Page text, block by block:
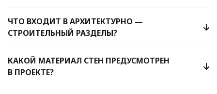
ЧТО ВХОДИТ В АРХИТЕКТУРНО —
СТРОИТЕЛЬНЫЙ РАЗДЕЛЫ?
КАКОЙ МАТЕРИАЛ СТЕН ПРЕДУСМОТРЕН
В ПРОЕКТЕ?